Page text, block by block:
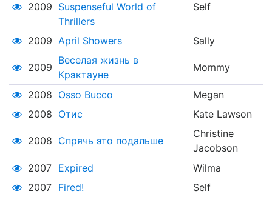
2009 Suspenseful World of
Thrillers
Self
2009 April Showers Sally
2009
Веселая жизнь в
Крэктауне
Mommy
2008 Osso Bucco
Megan
2008 Отис Kate Lawson
2008 Спрячь это подальше
Christine
Jacobson
2007
Expired
Wilma
2007
Fired!
Self